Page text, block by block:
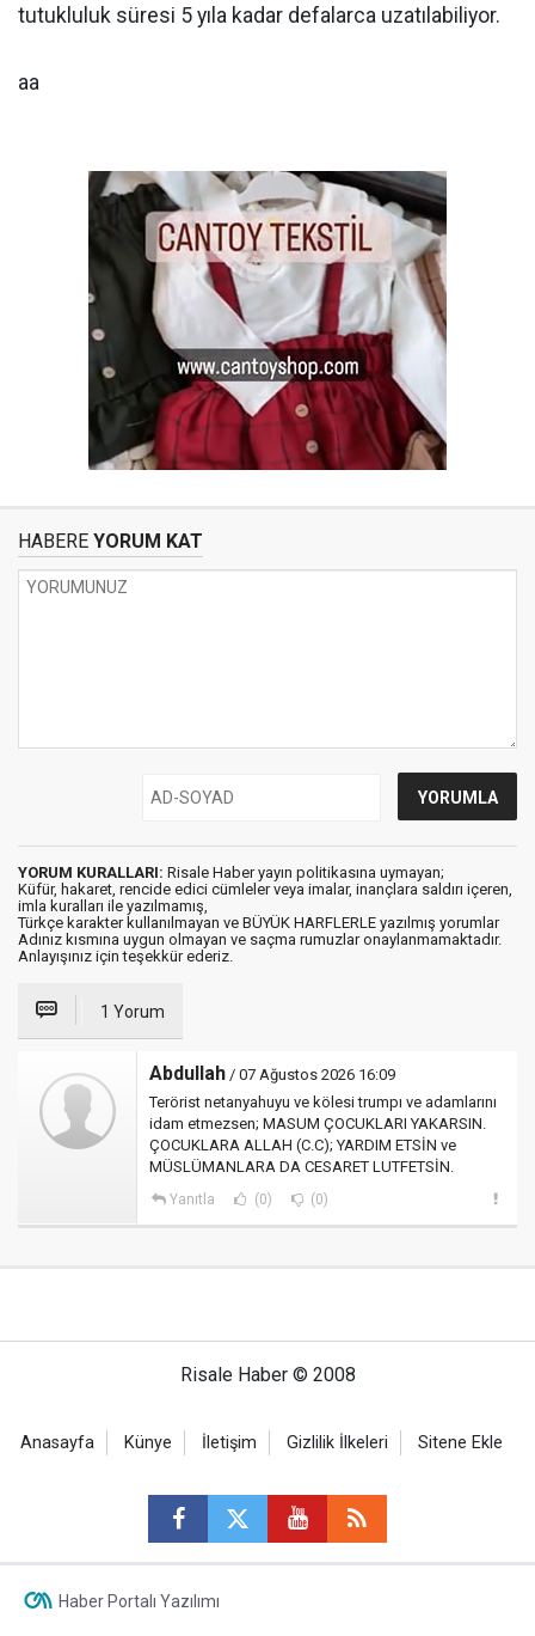
tutukluluk süresi 5 yıla kadar defalarca uzatılabiliyor.
aa
HABERE YORUM KAT
YORUM KURALLARI: Risale Haber yayın politikasına uymayan;
Küfür, hakaret, rencide edici cümleler veya imalar, inançlara saldırı içeren,
imla kuralları ile yazılmamış,
Türkçe karakter kullanılmayan ve BÜYÜK HARFLERLE yazılmış yorumlar
Adınız kısmına uygun olmayan ve saçma rumuzlar onaylanmamaktadır.
Anlayışınız için teşekkür ederiz.
1 Yorum
Abdullah / 07 Ağustos 2026 16:09
Terörist netanyahuyu ve kölesi trumpı ve adamlarını
idam etmezsen; MASUM ÇOCUKLARI YAKARSIN.
ÇOCUKLARA ALLAH (C.C); YARDIM ETSİN ve
MÜSLÜMANLARA DA CESARET LUTFETSİN.
Yanıtla (0) (0)
Risale Haber © 2008
Anasayfa Künye İletişim Gizlilik İlkeleri Sitene Ekle
Haber Portalı Yazılımı